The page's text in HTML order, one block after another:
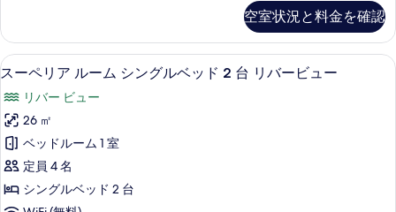
す
べ
て
の
写
真
を
表
ー
の
す
べ
て
の
写
真
ビ
ュ
ー
の
詳
ド
(複
数
台)
シ
テ
ィ
ビ
ー
ル
ー
ベ
ッ
ド
(複
数
台)
シ
空室状況と料金を確認
ス
ペ
リ
ア
ル
ー
セーフティボックス (室内)、デスク
7
スーペリア ルーム シングルベッド 2 台 リバービュー
リバー ビュー
26 ㎡
ベッドルーム 1 室
定員 4 名
シングルベッド 2 台